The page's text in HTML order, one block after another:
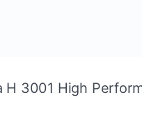
H 3001 High